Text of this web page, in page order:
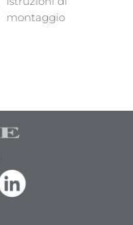
montaggio